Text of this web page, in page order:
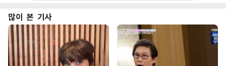
많이 본 기사